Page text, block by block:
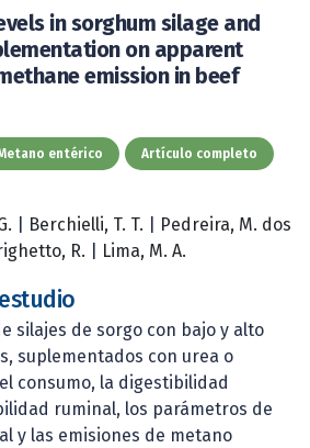
in sorghum silage and
on apparent
emission in beef
entérico Artículo completo
Berchielli, T. T.
Pedreira, M. dos
R. Lima, M. A.
silajes de sorgo con bajo y alto
suplementados con urea o
consumo, la digestibilidad
ruminal, los parámetros de
y las emisiones de metano